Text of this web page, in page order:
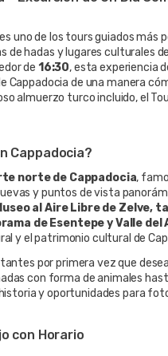
es uno de los tours guiados más
de hadas y lugares culturales
de 16:30, esta experiencia
Cappadocia de una manera
almuerzo turco incluido, el
Cappadocia?
norte de Cappadocia,
y puntos de vista
al Aire Libre de Zelve,
de Esentepe y Valle del
y el patrimonio cultural de
por primera vez que
con forma de animales
y oportunidades para
con Horario